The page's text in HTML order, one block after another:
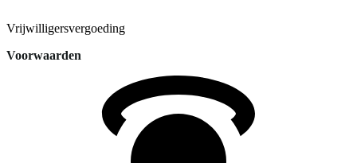
Vrijwilligersvergoeding
Voorwaarden